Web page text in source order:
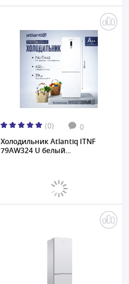
(0) 0
Холодильник Atlantiq ITNF
79AW324 U белый...